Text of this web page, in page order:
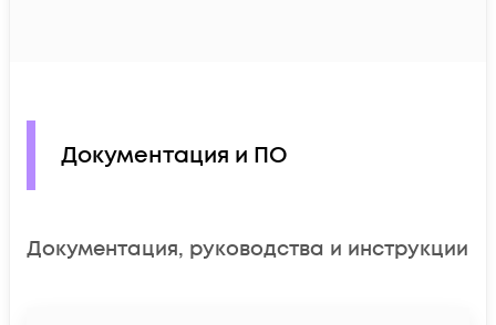
Документация и ПО
Документация, руководства и инструкции